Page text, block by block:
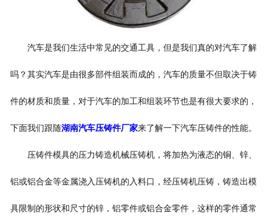
湖南高硫合金钢产品
湖南滑动轴承
湖南 环冷机轴承
汽车是我们生活中常见的交通工具，但是我们真的对汽车了解
吗？其实汽车是由很多部件组装而成的，汽车的质量不但取决于铸
件的材质和质量，对于汽车的加工和组装环节也是有很大要求的，
下面我们跟随湖南汽车压铸件厂家来了解一下汽车压铸件的性能。
压铸件模具的压力铸造机械压铸机，将加热为液态的铜、锌、
铝或铝合金等金属浇入压铸机的入料口，经压铸机压铸，铸造出模
具限制的形状和尺寸的锌，铝零件或铝合金零件，这样的零件通常